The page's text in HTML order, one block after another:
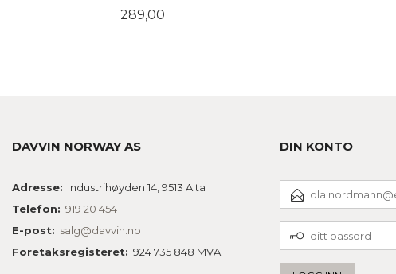
Pris
289,00
DAVVIN NORWAY AS
Adresse: Industrihøyden 14, 9513 Alta
Telefon: 919 20 454
E-post: salg@davvin.no
Foretaksregisteret: 924 735 848 MVA
DIN KONTO
POSTADRESSE
PASSORD